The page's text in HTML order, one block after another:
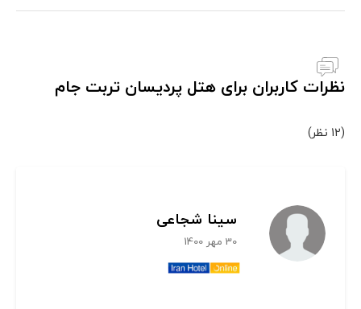
نظرات کاربران برای هتل پردیسان تربت جام
(12 نظر)
سینا شجاعی
30 مهر 1400